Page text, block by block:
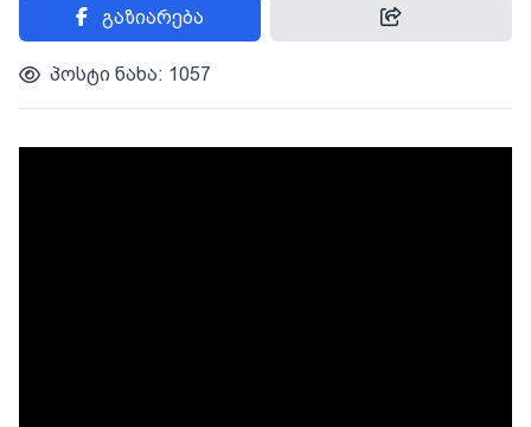
გაზიარება
პოსტი ნახა: 1057